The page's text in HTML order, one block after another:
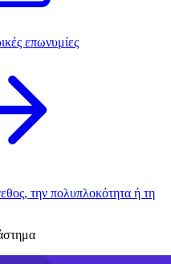
επωνυμίες
την πολυπλοκότητα ή τη